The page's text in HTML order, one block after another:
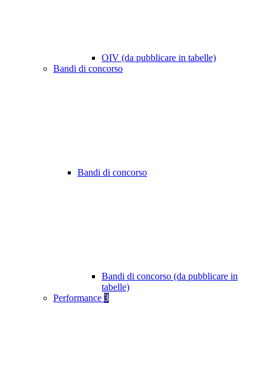
OIV (da pubblicare in tabelle)
Bandi di concorso
Bandi di concorso
Bandi di concorso (da pubblicare in
tabelle)
Performance 3